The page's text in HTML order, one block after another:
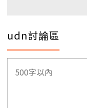
udn討論區